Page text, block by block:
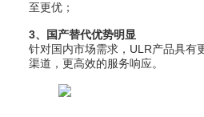
至更优；
3、国产替代优势明显
针对国内市场需求，ULR产品具有
渠道，更高效的服务响应。